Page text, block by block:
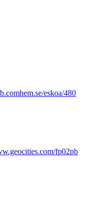
eskoa/480
fp02pb